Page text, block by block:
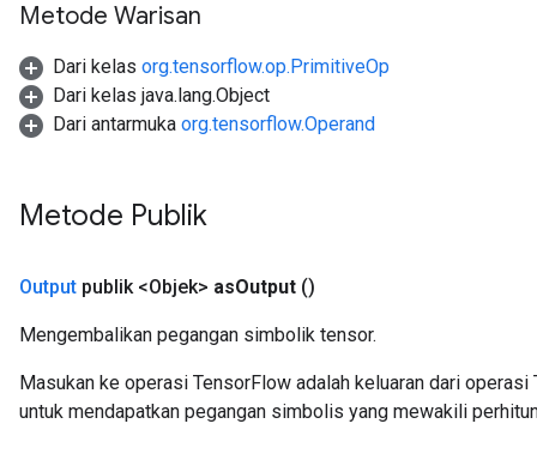
Metode Warisan
Dari kelas org.tensorflow.op.PrimitiveOp
Dari kelas java.lang.Object
Dari antarmuka org.tensorflow.Operand
Metode Publik
Output publik <Objek> asOutput ()
Mengembalikan pegangan simbolik tensor.
Masukan ke operasi TensorFlow adalah keluaran dari
untuk mendapatkan pegangan simbolis yang mewakili